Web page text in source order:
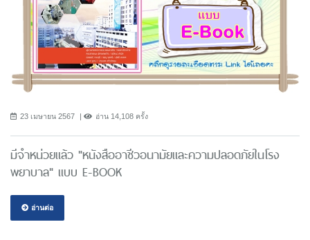
23 เมษายน 2567 อ่าน 14,108 ครั้ง
มีจำหน่วยแล้ว "หนังสืออาชีวอนามัยและความปลอดภัยในโรง
พยาบาล" แบบ E-BOOK
อ่านต่อ